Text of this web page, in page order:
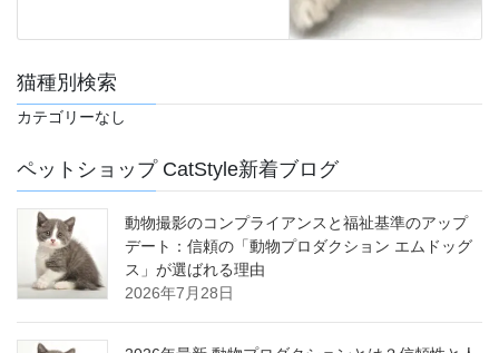
猫種別検索
カテゴリーなし
ペットショップ CatStyle新着ブログ
動物撮影のコンプライアンスと福祉基準のアップ
デート：信頼の「動物プロダクション エムドッグ
ス」が選ばれる理由
2026年7月28日